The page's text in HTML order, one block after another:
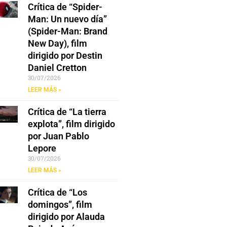
Crítica de “Spider-
Man: Un nuevo día”
(Spider-Man: Brand
New Day), film
dirigido por Destin
Daniel Cretton
30/07/2026
LEER MÁS »
Crítica de “La tierra
explota”, film dirigido
por Juan Pablo
Lepore
30/07/2026
LEER MÁS »
Crítica de “Los
domingos”, film
dirigido por Alauda